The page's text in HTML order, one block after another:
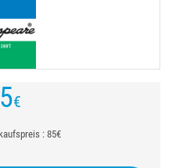
€
: 85€